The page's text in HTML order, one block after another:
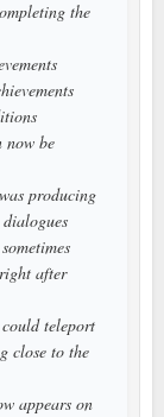
the
now be
producing
after
teleport
close to the
appears on